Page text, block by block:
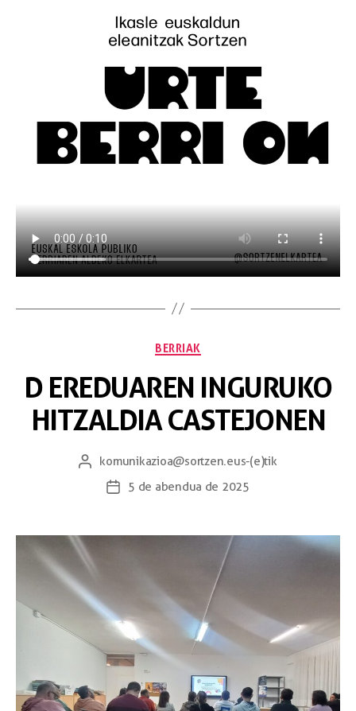
BERRIAK
D EREDUAREN INGURUKO
HITZALDIA CASTEJONEN
komunikazioa@sortzen.eus-(e)tik
5 de abendua de 2025